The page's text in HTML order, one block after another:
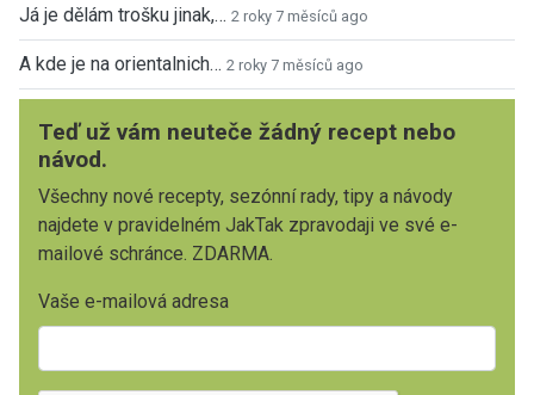
Já je dělám trošku jinak,… 2 roky 7 měsíců ago
A kde je na orientalnich… 2 roky 7 měsíců ago
Teď už vám neuteče žádný recept nebo
návod.
Všechny nové recepty, sezónní rady, tipy a návody
najdete v pravidelném JakTak zpravodaji ve své e-
mailové schránce. ZDARMA.
Vaše e-mailová adresa